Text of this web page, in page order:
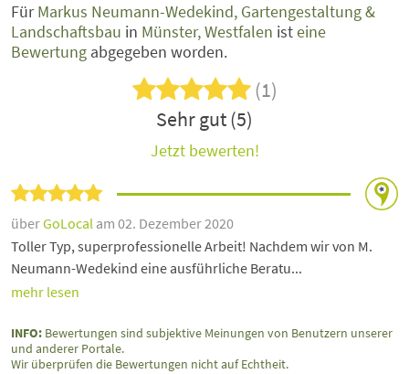
FürMarkus Neumann-Wedekind, Gartengestaltung &
Landschaftsbau in Münster, Westfalen isteine
Bewertung abgegeben worden.
(1)
Sehr gut (5)
Jetzt bewerten!
überGoLocal am 02. Dezember 2020
Toller Typ, superprofessionelle Arbeit! Nachdem wir von M.
Neumann-Wedekind eine ausführliche Beratu...
mehr lesen
INFO: Bewertungen sind subjektive Meinungen von Benutzern unserer
und anderer Portale.
Wir überprüfen die Bewertungen nicht auf Echtheit.